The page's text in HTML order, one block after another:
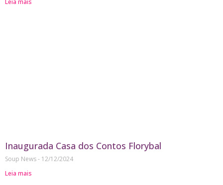
Leia mais
Inaugurada Casa dos Contos Florybal
Soup News
12/12/2024
Leia mais